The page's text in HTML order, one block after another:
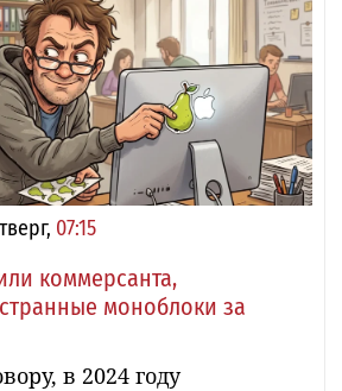
07:15
коммерсанта,
моноблоки за
в 2024 году